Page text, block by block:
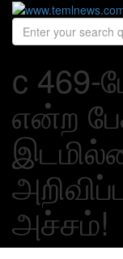
c 469-
என்ற
அச்சம்!